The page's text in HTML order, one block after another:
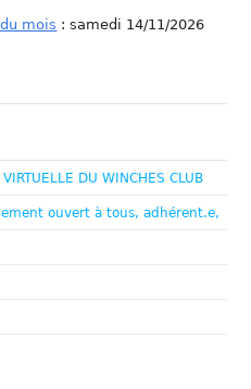
mois : samedi 14/11/2026
DU WINCHES CLUB
ouvert à tous, adhérent.e,